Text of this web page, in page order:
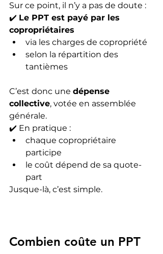
Sur ce point, il n’y a pas de doute :
✔️ Le PPT est payé par les
copropriétaires
via les charges de copropriété
selon la répartition des
tantièmes
C’est donc une dépense
collective, votée en assemblée
générale.
✔️ En pratique :
chaque copropriétaire
participe
le coût dépend de sa quote-
part
Jusque-là, c’est simple.
Combien coûte un PPT